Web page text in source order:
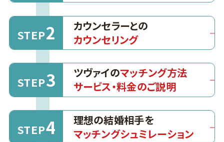
STEP2
カウンセラーとの
カウンセリング
STEP3 ツヴァイのマッチング方法
サービス・料金のご説明
STEP4
理想の結婚相手を
マッチングシュミレーション